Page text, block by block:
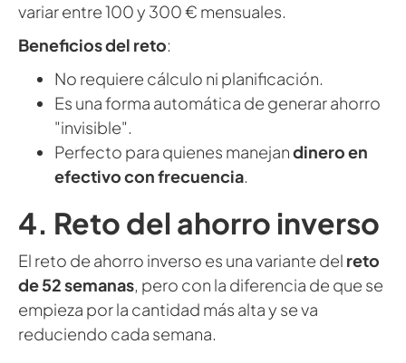
variar entre 100 y 300 € mensuales.
Beneficios del reto:
No requiere cálculo ni planificación.
Es una forma automática de generar ahorro
"invisible".
Perfecto para quienes manejandinero en
efectivo con frecuencia.
4. Reto del ahorro inverso
El reto de ahorro inverso es una variante del reto
de 52 semanas, pero con la diferencia de que se
empieza por la cantidad más alta y se va
reduciendo cada semana.